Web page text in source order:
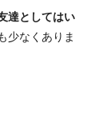
達としてはい
少なくありま